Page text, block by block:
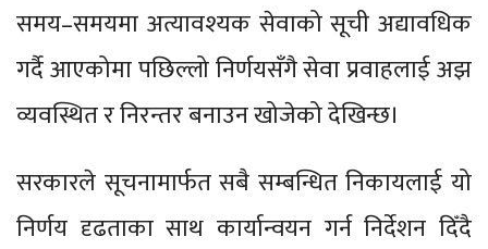
समय–समयमा अत्यावश्यक सेवाको सूची अद्यावधिक
गर्दै आएकोमा पछिल्लो निर्णयसँगै सेवा प्रवाहलाई अझ
व्यवस्थित र निरन्तर बनाउन खोजेको देखिन्छ।
सरकारले सूचनामार्फत सबै सम्बन्धित निकायलाई यो
निर्णय दृढताका साथ कार्यान्वयन गर्न निर्देशन दिँदै